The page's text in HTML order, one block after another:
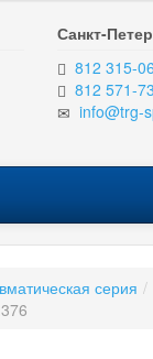
Санкт-
812 315-
812 571-
info@trg-
серия